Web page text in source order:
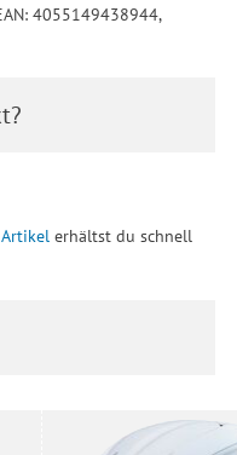
4055149438944,
erhältst du schnell